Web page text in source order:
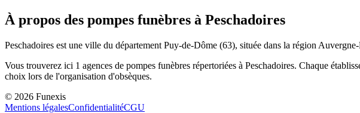
À propos des pompes funèbres à Peschadoires
Peschadoires est une ville du département Puy-de-Dôme (63), située dans la région
Vous trouverez ici 1 agences de pompes funèbres répertoriées à Peschadoires. Chaque
choix lors de l'organisation d'obsèques.
© 2026 Funexis
Mentions légalesConfidentialitéCGU